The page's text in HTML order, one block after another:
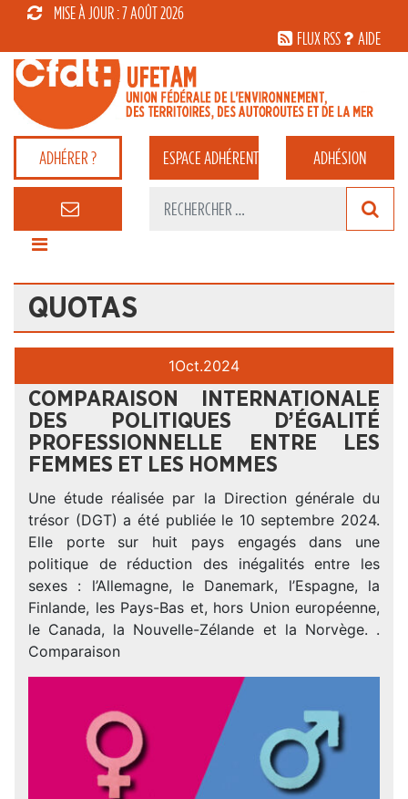
MISE À JOUR : 7 AOÛT 2026
FLUX RSS
AIDE
ADHÉRER ? ESPACEADHÉRENT ADHÉSION
QUOTAS
1Oct.2024
COMPARAISON INTERNATIONALE
DES POLITIQUES D’ÉGALITÉ
PROFESSIONNELLE ENTRE LES
FEMMES ET LES HOMMES
Une étude réalisée par la Direction générale du
trésor (DGT) a été publiée le 10 septembre 2024.
Elle porte sur huit pays engagés dans une
politique de réduction des inégalités entre les
sexes : l’Allemagne, le Danemark, l’Espagne, la
Finlande, les Pays-Bas et, hors Union européenne,
le Canada, la Nouvelle-Zélande et la Norvège. .
Comparaison